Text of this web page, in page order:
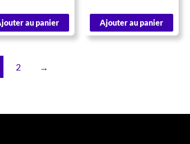
au panier
Vibration d’Appel
Ajouter au panier
2 →